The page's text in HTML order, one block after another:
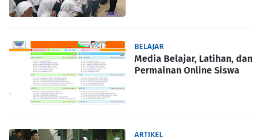
BELAJAR
Media Belajar, Latihan, dan
Permainan Online Siswa
ARTIKEL